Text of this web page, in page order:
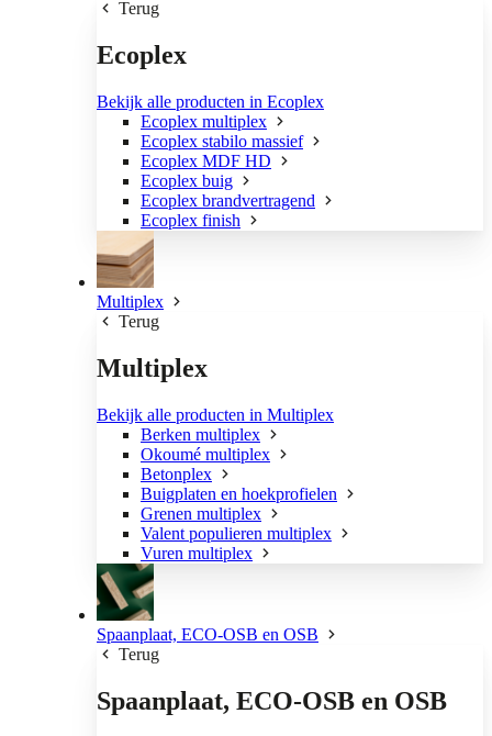
Terug
Ecoplex
Bekijk alle producten in Ecoplex
Ecoplex multiplex
Ecoplex stabilo massief
Ecoplex MDF HD
Ecoplex buig
Ecoplex brandvertragend
Ecoplex finish
Multiplex
Terug
Multiplex
Bekijk alle producten in Multiplex
Berken multiplex
Okoumé multiplex
Betonplex
Buigplaten en hoekprofielen
Grenen multiplex
Valent populieren multiplex
Vuren multiplex
Spaanplaat, ECO-OSB en OSB
Terug
Spaanplaat, ECO-OSB en OSB